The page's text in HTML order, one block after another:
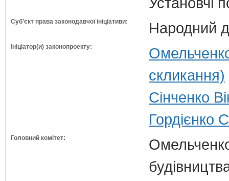
Суб'єкт права законодавчої ініціативи: Народний
Ініціатор(и) законопроекту:
скликання)
Сінченко
Гордієнко
Головний комітет: